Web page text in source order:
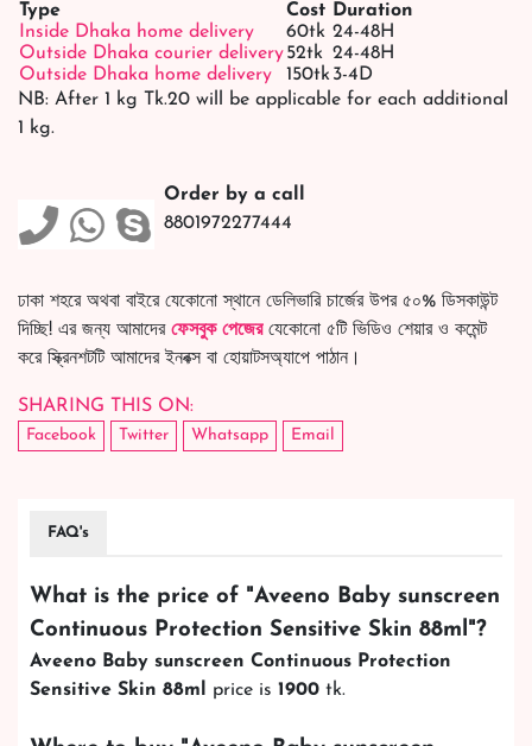
Type Cost Duration
Inside Dhaka home delivery
60tk 24-48H
Outside Dhaka courier delivery52tk 24-48H
Outside Dhaka home delivery
150tk3-4D
NB: After 1 kg Tk.20 will be applicable for each additional
1 kg.
Order by a call
8801972277444
ঢাকা শহরে অথবা বাইরে যেকোনো স্থানে ডেলিভারি চার্জের উপর ৫০% ডিসকাউন্ট
দিচ্ছি! এর জন্য আমাদের ফেসবুক পেজেরযেকোনো ৫টি ভিডিও শেয়ার ও কমেন্ট
করে স্ক্রিনশটটি আমাদের ইনবক্স বা হোয়াটসঅ্যাপে পাঠান।
SHARING THIS ON:
Facebook Twitter Whatsapp Email
FAQ's
What is the price of "Aveeno Baby sunscreen
Continuous Protection Sensitive Skin 88ml"?
Aveeno Baby sunscreen Continuous Protection
Sensitive Skin 88ml
price is 1900 tk.